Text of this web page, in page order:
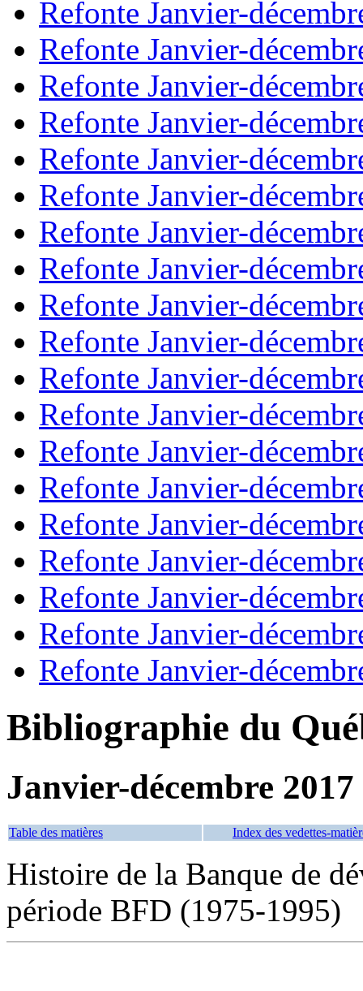
Refonte Janvier-
Refonte Janvier-
Refonte Janvier-
Refonte Janvier-
Refonte Janvier-
Refonte Janvier-
Refonte Janvier-
Refonte Janvier-
Refonte Janvier-
Refonte Janvier-
Refonte Janvier-
Refonte Janvier-
Refonte Janvier-
Refonte Janvier-
Refonte Janvier-
Refonte Janvier-
Refonte Janvier-
Refonte Janvier-
Refonte Janvier-
Bibliographie du
Janvier-décembre 2017
Table des matières Index des vedettes-
Histoire de la Banque de
période BFD (1975-1995)